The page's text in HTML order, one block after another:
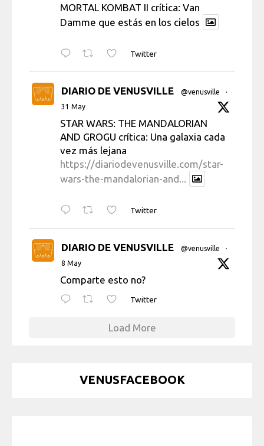
MORTAL KOMBAT II crítica: Van
Damme que estás en los cielos
Twitter
DIARIO DE VENUSVILLE @venusville
·
31 May
STAR WARS: THE MANDALORIAN
AND GROGU crítica: Una galaxia cada
vez más lejana
https://diariodevenusville.com/star-
wars-the-mandalorian-and...
Twitter
DIARIO DE VENUSVILLE @venusville
·
8 May
Comparte esto no?
Twitter
Load More
VENUSFACEBOOK